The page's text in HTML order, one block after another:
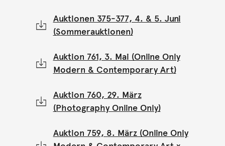
Auktionen 375-377, 4. & 5. Juni
(Sommerauktionen)
Auktion 761, 3. Mai (Online Only
Modern & Contemporary Art)
Auktion 760, 29. März
(Photography Online Only)
Auktion 759, 8. März (Online Only